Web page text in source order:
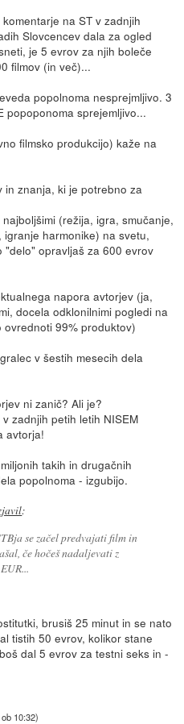
na ST v zadnjih
Slovcencev dala za ogled
je 5 evrov za njih boleče
filmov (in več)...
popolnoma nesprejmljivo. 3
popoponoma sprejemljivo...
filmsko produkcijo) kaže na
znanja, ki je potrebno za
(režija, igra, smučanje,
harmonike) na svetu,
opravljaš za 600 evrov
napora avtorjev (ja,
docela odklonilnimi pogledi na
99% produktov)
v šestih mesecih dela
ni zanič? Ali je?
zadnjih petih letih NISEM
avtorja!
takih in drugačnih
popolnoma - izgubijo.
:
se začel predvajati film in
če hočeš nadaljevati z
brusiš 25 minut in se nato
tistih 50 evrov, kolikor stane
dal 5 evrov za testni seks in -
10:32)